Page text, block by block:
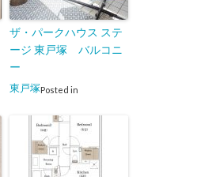
ザ・パークハウス ステ
ージ 東戸塚 バルコニ
ー
Posted in
東戸塚